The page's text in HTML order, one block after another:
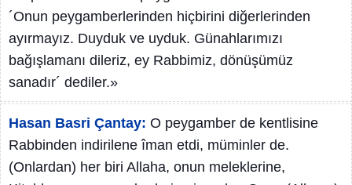
´Onun peygamberlerinden hiçbirini diğerlerinden
ayırmayız. Duyduk ve uyduk. Günahlarımızı
bağışlamanı dileriz, ey Rabbimiz, dönüşümüz
sanadır´ dediler.»
Hasan Basri Çantay: O peygamber de kentlisine
Rabbinden indirilene îman etdi, müminler de.
(Onlardan) her biri Allaha, onun meleklerine,